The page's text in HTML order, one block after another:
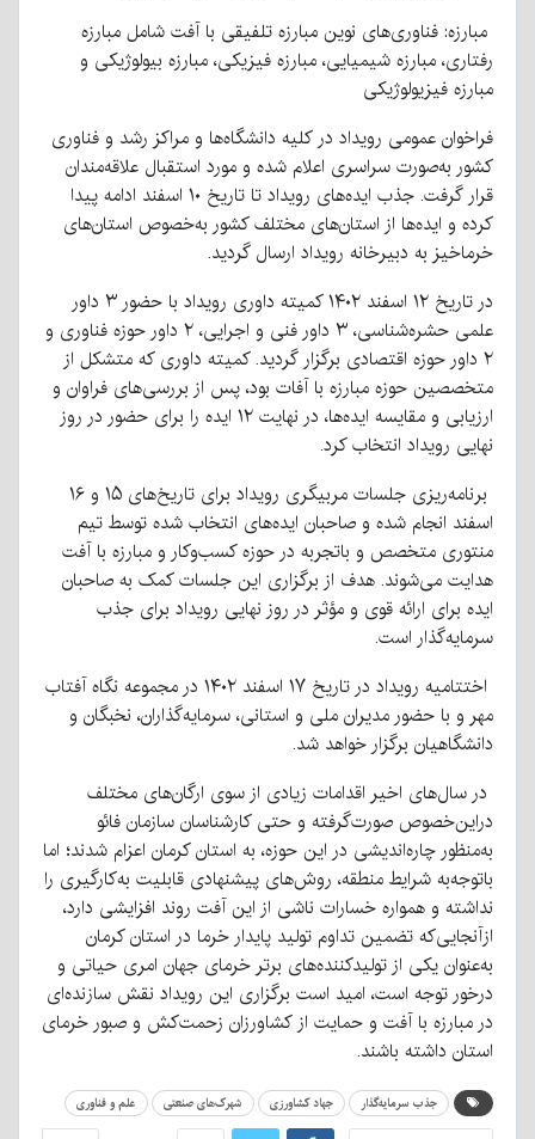
مبارزه: فناوری‌های نوین مبارزه تلفیقی با آفت شامل مبارزه
رفتاری، مبارزه شیمیایی، مبارزه فیزیکی، مبارزه بیولوژیکی و
مبارزه فیزیولوژیکی
فراخوان عمومی رویداد در کلیه دانشگاه‌ها و مراکز رشد و فناوری
کشور به‌صورت سراسری اعلام شده و مورد استقبال علاقه‌مندان
قرار گرفت. جذب ایده‌های رویداد تا تاریخ ۱۰ اسفند ادامه پیدا
کرده و ایده‌ها از استان‌های مختلف کشور به‌خصوص استان‌های
خرماخیز به دبیرخانه رویداد ارسال گردید.
در تاریخ ۱۲ اسفند ۱۴۰۲ کمیته داوری رویداد با حضور ۳ داور
علمی حشره‌شناسی، ۳ داور فنی و اجرایی، ۲ داور حوزه فناوری و
۲ داور حوزه اقتصادی برگزار گردید. کمیته داوری که متشکل از
متخصصین حوزه مبارزه با آفات بود، پس از بررسی‌های فراوان و
ارزیابی و مقایسه ایده‌ها، در نهایت ۱۲ ایده را برای حضور در روز
نهایی رویداد انتخاب کرد.
برنامه‌ریزی جلسات مربیگری رویداد برای تاریخ‌های ۱۵ و ۱۶
اسفند انجام شده و صاحبان ایده‌های انتخاب شده توسط تیم
منتوری متخصص و باتجربه در حوزه کسب‌وکار و مبارزه با آفت
هدایت می‌شوند. هدف از برگزاری این جلسات کمک به صاحبان
ایده برای ارائه قوی و مؤثر در روز نهایی رویداد برای جذب
سرمایه‌گذار است.
اختتامیه رویداد در تاریخ ۱۷ اسفند ۱۴۰۲ در مجموعه نگاه آفتاب
مهر و با حضور مدیران ملی و استانی، سرمایه‌گذاران، نخبگان و
دانشگاهیان برگزار خواهد شد.
در سال‌های اخیر اقدامات زیادی از سوی ارگان‌های مختلف
دراین‌خصوص صورت‌گرفته و حتی کارشناسان سازمان فائو
به‌منظور چاره‌اندیشی در این حوزه، به استان کرمان اعزام شدند؛ اما
باتوجه‌به شرایط منطقه، روش‌های پیشنهادی قابلیت به‌کارگیری را
نداشته و همواره خسارات ناشی از این آفت روند افزایشی دارد،
ازآنجایی‌که تضمین تداوم تولید پایدار خرما در استان کرمان
به‌عنوان یکی از تولیدکننده‌های برتر خرمای جهان امری حیاتی و
درخور توجه است، امید است برگزاری این رویداد نقش سازنده‌ای
در مبارزه با آفت و حمایت از کشاورزان زحمت‌کش و صبور خرمای
استان داشته باشند.
جذب سرمایه‌گذار جهاد کشاورزی شهرک‌های صنعتی علم و فناوری